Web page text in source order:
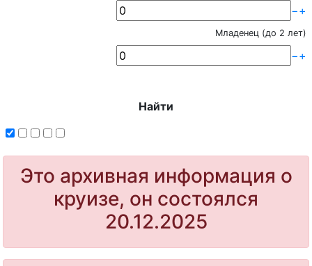
−+
Младенец (до 2 лет)
−+
Найти
Это архивная информация о
круизе, он состоялся
20.12.2025